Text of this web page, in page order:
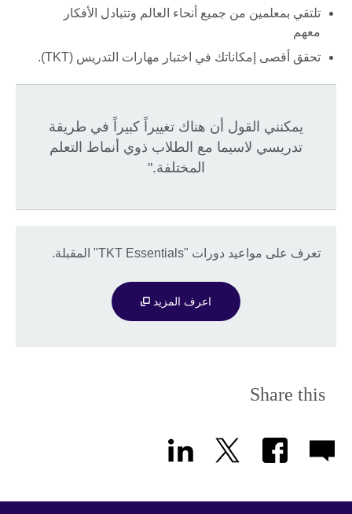
تلتقي بمعلمين من جميع أنحاء العالم وتتبادل الأفكار
معهم
تحقق أقصى إمكاناتك في اختبار مهارات التدريس (TKT).
يمكنني القول أن هناك تغييراً كبيراً في طريقة
تدريسي لاسيما مع الطلاب ذوي أنماط التعلم
المختلفة."
تعرف على مواعيد دورات "TKT Essentials" المقبلة.
اعرف المزيد
Share this